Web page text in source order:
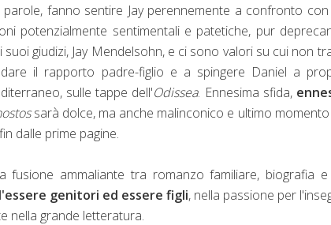
fanno sentire Jay perennemente a confronto
potenzialmente sentimentali e patetiche, pur
giudizi, Jay Mendelsohn, e ci sono valori su cui non
il rapporto padre-figlio e a spingere Daniel a
sulle tappe dell'Odissea. Ennesima sfida,
sarà dolce, ma anche malinconico e ultimo momento
dalle prime pagine.
fusione ammaliante tra romanzo familiare, biografia
genitori ed essere figli, nella passione per
nella grande letteratura.